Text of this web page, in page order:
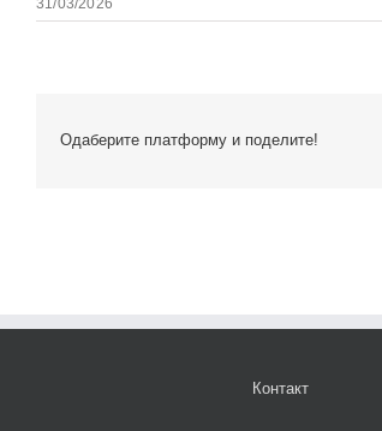
31/03/2026
Одаберите платформу и поделите!
Контакт